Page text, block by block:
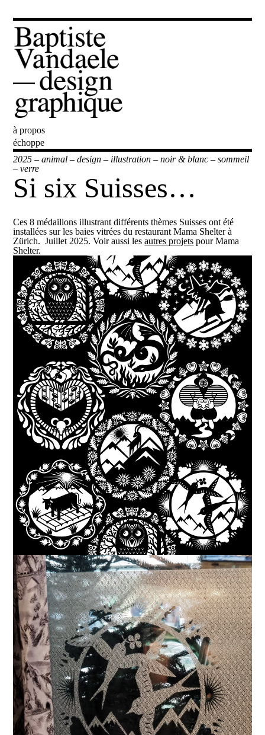
Baptiste Vandaele
à propos
échoppe
2025 –animal –design – illustration –noir & blanc –sommeil
–verre
Si six Suisses…
Ces 8 médaillons illustrant différents thèmes Suisses ont été
installées sur les baies vitrées du restaurant Mama Shelter à
Zürich. Juillet 2025. Voir aussi lesautres projets pour Mama
Shelter.